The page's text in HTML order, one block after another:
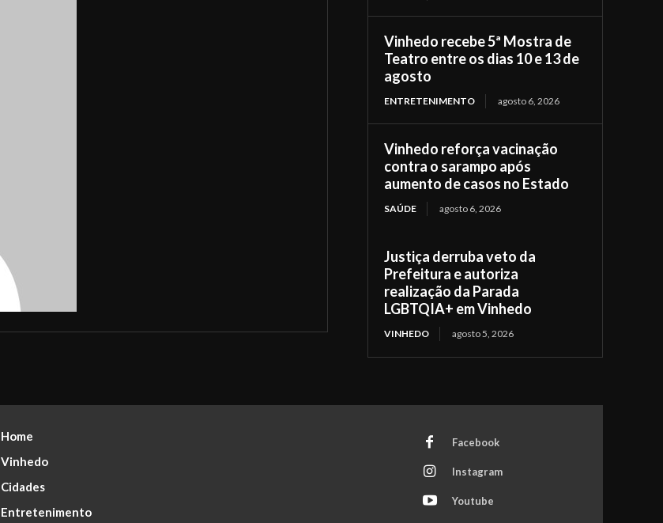
Vinhedo recebe 5ª Mostra de
Teatro entre os dias 10 e 13 de
agosto
ENTRETENIMENTO agosto 6, 2026
Vinhedo reforça vacinação
contra o sarampo após
aumento de casos no Estado
SAÚDE agosto 6, 2026
Justiça derruba veto da
Prefeitura e autoriza
realização da Parada
LGBTQIA+ em Vinhedo
VINHEDO agosto 5, 2026
Home
Vinhedo
Cidades
Entretenimento
Facebook
Instagram
Youtube